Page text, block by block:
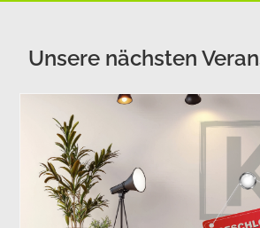
Unsere nächsten